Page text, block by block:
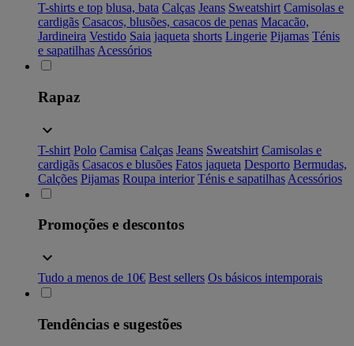
T-shirts e top blusa, bata Calças Jeans Sweatshirt Camisolas e
cardigãs Casacos, blusões, casacos de penas Macacão,
Jardineira Vestido Saia jaqueta shorts Lingerie Pijamas Ténis
e sapatilhas Acessórios
Rapaz
T-shirt Polo Camisa Calças Jeans Sweatshirt Camisolas e
cardigãs Casacos e blusões Fatos jaqueta Desporto Bermudas,
Calções Pijamas Roupa interior Ténis e sapatilhas Acessórios
Promoções e descontos
Tudo a menos de 10€ Best sellers Os básicos intemporais
Tendências e sugestões